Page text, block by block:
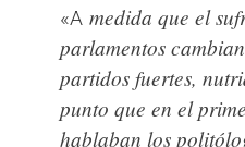
«A medida que el
parlamentos
partidos fuertes,
punto que en el
hablaban los